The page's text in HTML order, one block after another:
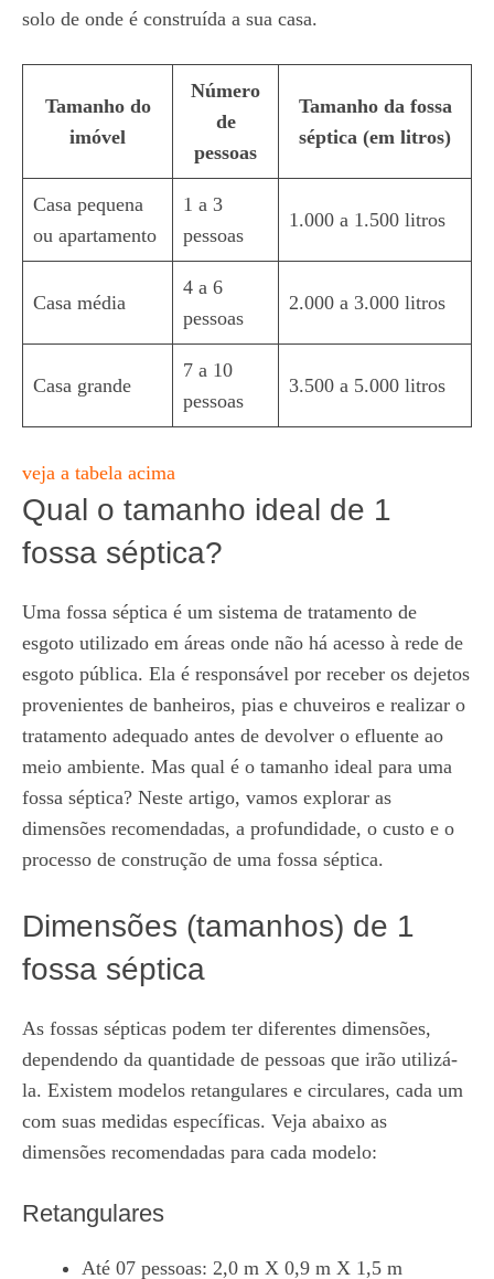
solo de onde é construída a sua casa.
Tamanho do
imóvel
Número
de
pessoas
Tamanho da fossa
séptica (em litros)
Casa pequena
ou apartamento
1 a 3
pessoas
1.000 a 1.500 litros
Casa média
4 a 6
pessoas
2.000 a 3.000 litros
Casa grande
7 a 10
pessoas
3.500 a 5.000 litros
veja a tabela acima
Qual o tamanho ideal de 1
fossa séptica?
Uma fossa séptica é um sistema de tratamento de
esgoto utilizado em áreas onde não há acesso à rede de
esgoto pública. Ela é responsável por receber os dejetos
provenientes de banheiros, pias e chuveiros e realizar o
tratamento adequado antes de devolver o efluente ao
meio ambiente. Mas qual é o tamanho ideal para uma
fossa séptica? Neste artigo, vamos explorar as
dimensões recomendadas, a profundidade, o custo e o
processo de construção de uma fossa séptica.
Dimensões (tamanhos) de 1
fossa séptica
As fossas sépticas podem ter diferentes dimensões,
dependendo da quantidade de pessoas que irão utilizá-
la. Existem modelos retangulares e circulares, cada um
com suas medidas específicas. Veja abaixo as
dimensões recomendadas para cada modelo:
Retangulares
Até 07 pessoas: 2,0 m X 0,9 m X 1,5 m